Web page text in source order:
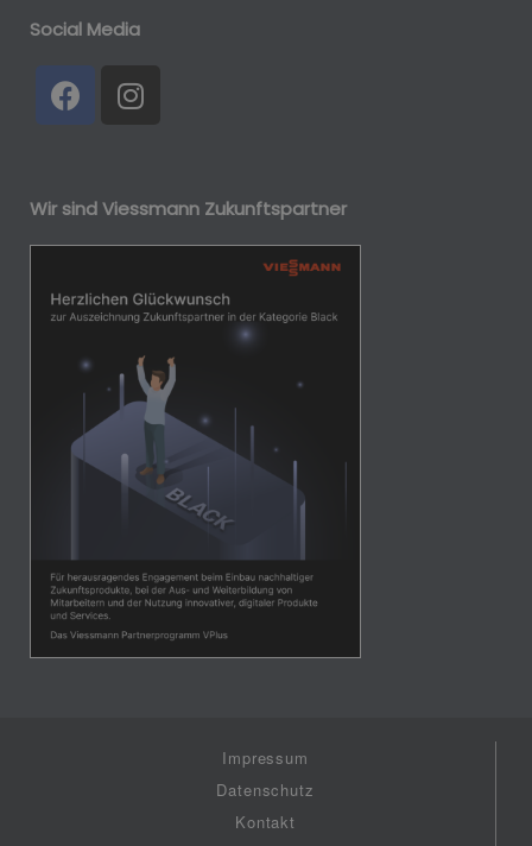
Social Media
Wir sind Viessmann Zukunftspartner
Impressum
Datenschutz
Kontakt